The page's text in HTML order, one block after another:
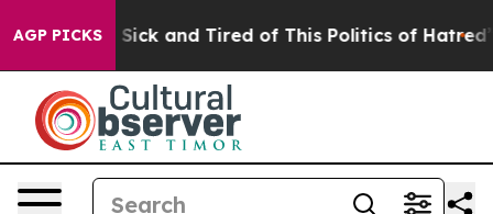
AGP PICKS
Are Sick and Tired of This Politics of Hatred” The